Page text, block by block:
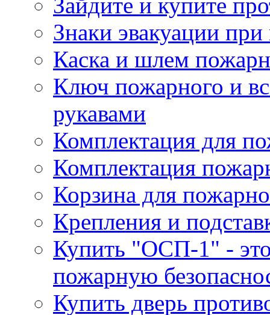
Знаки эвакуации
Каска и шлем
Ключ пожарного и
рукавами
Комплектация для
Комплектация
Корзина для
Крепления и
Купить "ОСП-1" - это
пожарную
Купить дверь